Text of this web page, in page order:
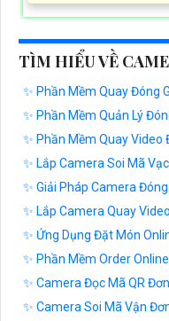
TÌM HIỂU VỀ
✨ Phần Mềm Quay Đóng
✨ Phần Mềm Quản Lý
✨ Phần Mềm Quay Video
✨ Lắp Camera Soi Mã
✨ Giải Pháp Camera
✨ Lắp Camera Quay
✨ Ứng Dụng Đặt Món
✨ Phần Mềm Order
✨ Camera Đọc Mã QR
✨ Camera Soi Mã Vận